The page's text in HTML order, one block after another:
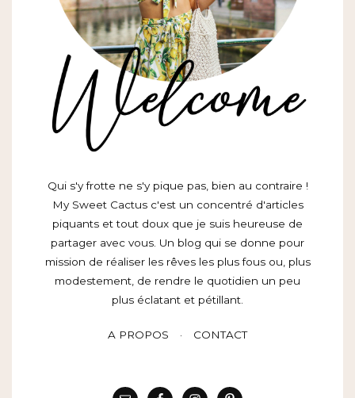
Qui s'y frotte ne s'y pique pas, bien au contraire !
My Sweet Cactus c'est un concentré d'articles
piquants et tout doux que je suis heureuse de
partager avec vous. Un blog qui se donne pour
mission de réaliser les rêves les plus fous ou, plus
modestement, de rendre le quotidien un peu
plus éclatant et pétillant.
A PROPOS CONTACT